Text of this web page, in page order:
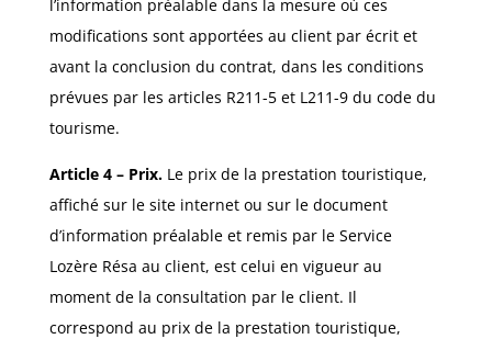
l’information préalable dans la mesure où ces
modifications sont apportées au client par écrit et
avant la conclusion du contrat, dans les conditions
prévues par les articles R211-5 et L211-9 du code du
tourisme.
Article 4 – Prix. Le prix de la prestation touristique,
affiché sur le site internet ou sur le document
d’information préalable et remis par le Service
Lozère Résa au client, est celui en vigueur au
moment de la consultation par le client. Il
correspond au prix de la prestation touristique,